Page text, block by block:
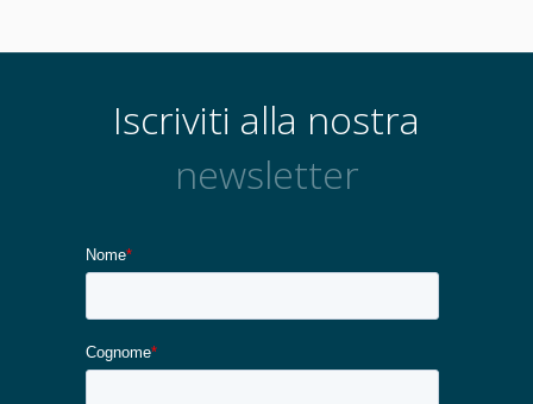
Iscriviti alla nostra
newsletter